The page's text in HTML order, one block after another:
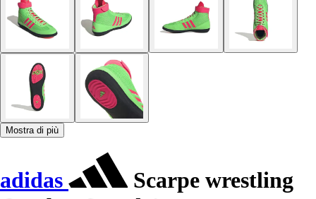
Mostra di più
adidas
Scarpe wrestling